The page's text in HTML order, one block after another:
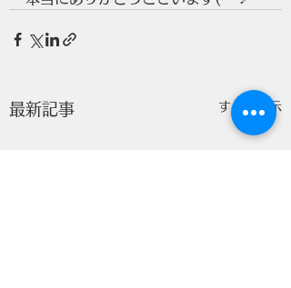
最新記事 すべて表示